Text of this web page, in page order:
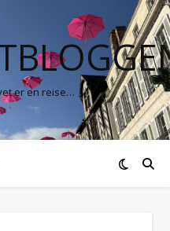
er en reise…